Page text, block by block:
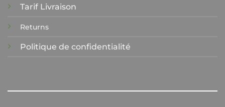
Tarif Livraison
Returns
Politique de confidentialité